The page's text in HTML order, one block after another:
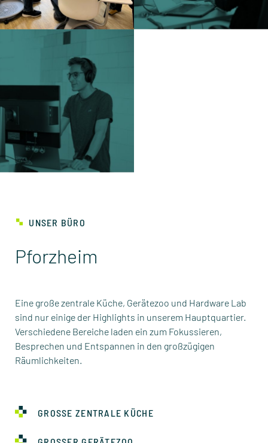
UNSER BÜRO
Pforzheim
Eine große zentrale Küche, Gerätezoo und Hardware Lab
sind nur einige der Highlights in unserem Hauptquartier.
Verschiedene Bereiche laden ein zum Fokussieren,
Besprechen und Entspannen in den großzügigen
Räumlichkeiten.
GROSSE ZENTRALE KÜCHE